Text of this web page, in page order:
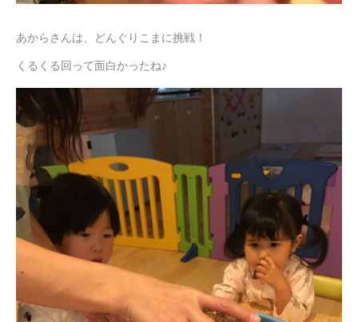
あからさんは、どんぐりこまに挑戦！
くるくる回って面白かったね♪